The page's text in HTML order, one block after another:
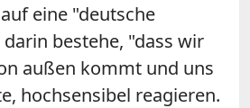
eine "deutsche
darin bestehe, "dass wir
außen kommt und uns
hochsensibel reagieren.